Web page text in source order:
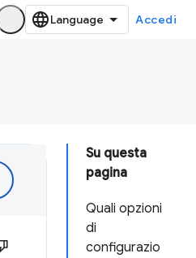
Accedi
Su questa
pagina
Quali opzioni
di
configurazio